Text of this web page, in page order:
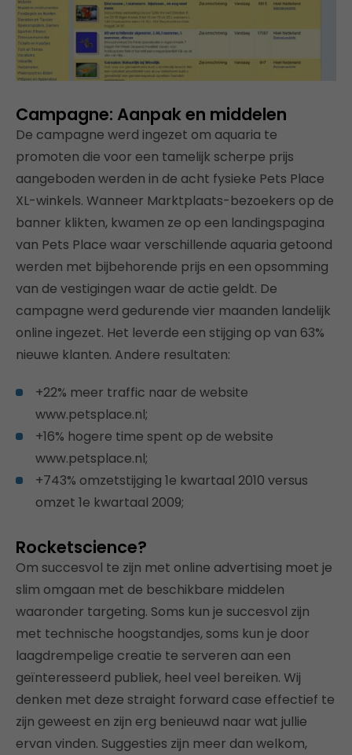
Campagne: Aanpak en middelen
De campagne werd ingezet om aquaria te
promoten die voor een tamelijk scherpe prijs
aangeboden werden in de acht fysieke Pets Place
XL-winkels. Wanneer Marktplaats-bezoekers op de
banner klikten, kwamen ze op een landingspagina
van Pets Place waar verschillende aquaria getoond
werden met bijbehorende prijs en een opsomming
van de vestigingen waar de actie geldt. De
campagne werd gedurende vier maanden landelijk
online ingezet. Het leverde een stijging op van 63%
nieuwe klanten. Andere resultaten:
+22% meer traffic naar de website
www.petsplace.nl;
+16% hogere time spent op de website
www.petsplace.nl;
+743% omzetstijging 1e kwartaal 2010 versus
omzet 1e kwartaal 2009;
Rocketscience?
Om succesvol te zijn met online advertising moet je
slim omgaan met de beschikbare middelen
waaronder targeting. Soms kun je succesvol zijn
met technische hoogstandjes, soms kun je door
laagdrempelige creatie te serveren aan een
geïnteresseerd publiek, heel veel bereiken. Wij
denken met deze straight forward case effectief te
zijn geweest en zijn erg benieuwd naar wat jullie
ervan vinden. Suggesties zijn meer dan welkom,